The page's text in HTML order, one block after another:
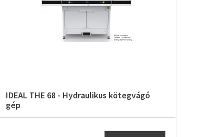
IDEAL THE 68 - Hydraulikus kötegvágó
gép